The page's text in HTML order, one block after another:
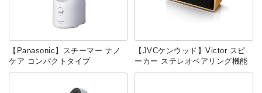
【Panasonic】スチーマー ナノ
ケア コンパクトタイプ
【JVCケンウッド】Victor スピ
ーカー ステレオペアリング機能